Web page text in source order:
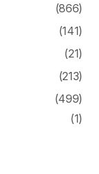
(866)
(141)
(21)
(213)
(499)
(1)